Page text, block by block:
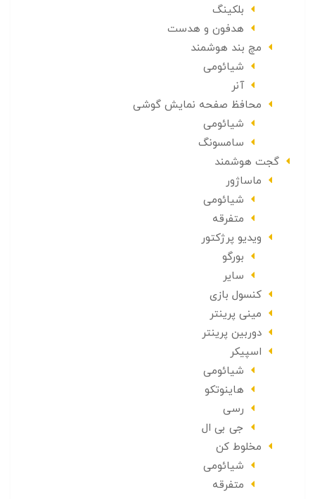
بلکینگ
هدفون و هدست
مچ بند هوشمند
شیائومی
آنر
محافظ صفحه نمایش گوشی
شیائومی
سامسونگ
گجت هوشمند
ماساژور
شیائومی
متفرقه
ویدیو پرژکتور
بورگو
سایر
کنسول بازی
مینی پرینتر
دوربین پرینتر
اسپیکر
شیائومی
هاینوتکو
رسی
جی بی ال
مخلوط کن
شیائومی
متفرقه